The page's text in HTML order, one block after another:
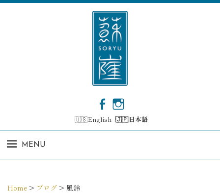
コ
c
e
o
s
t
r
English 日本語
MENU
Home > ブログ > 風鈴